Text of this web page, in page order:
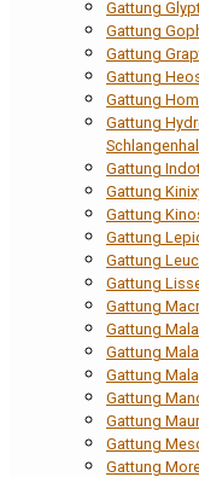
Gattung
Gattung
Gattung
Gattung
Gattung
Gattung
Gattung
Gattung
Gattung
Gattung
Gattung
Gattung
Gattung
Gattung
Gattung
Gattung
Gattung
Gattung
Gattung
Gattung